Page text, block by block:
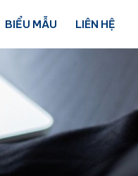
BIỂU MẪU LIÊN HỆ